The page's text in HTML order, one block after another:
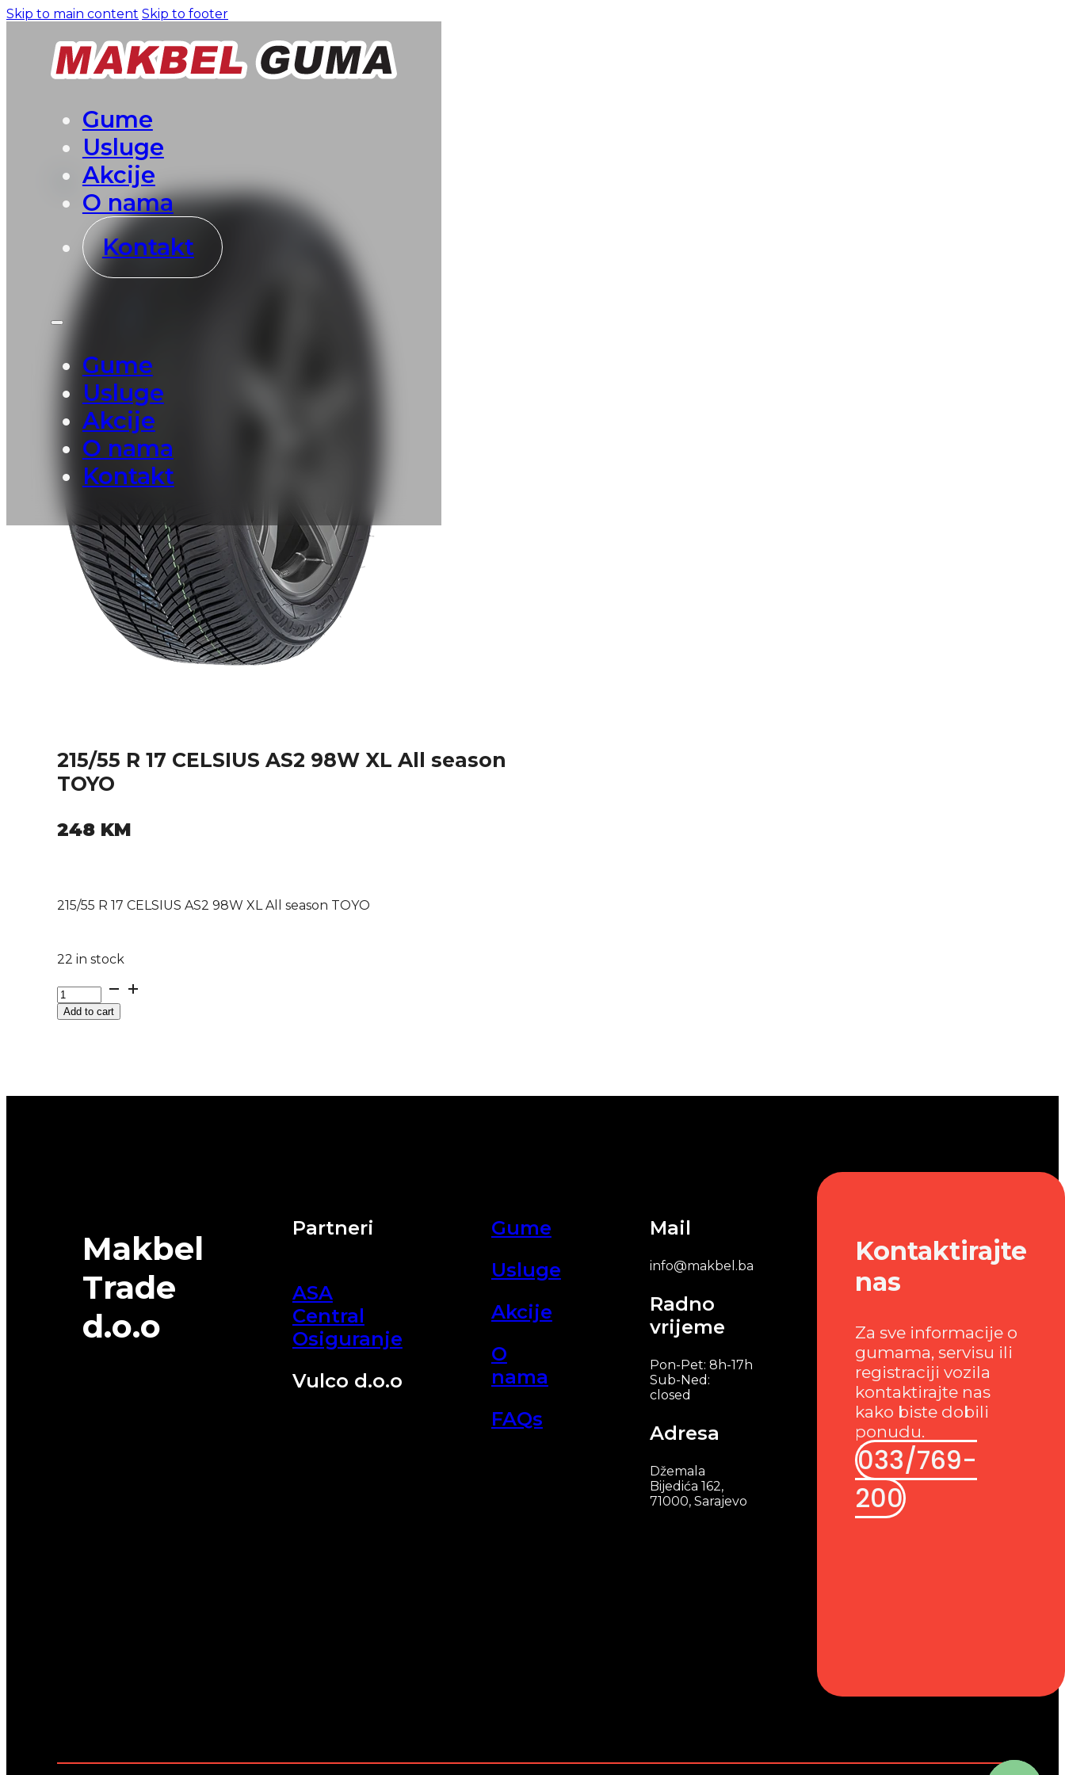
Skip to main content Skip to footer
Gume
Usluge
Akcije
O nama
Kontakt
Gume
Usluge
Akcije
O nama
Kontakt
215/55 R 17 CELSIUS AS2 98W XL All season
TOYO
248 KM
215/55 R 17 CELSIUS AS2 98W XL All season TOYO
22 in stock
215/55
R
17Add to cart
Makbel
Trade
d.o.o
Partneri
ASA
Central
Osiguranje
Vulco d.o.o
Gume
Usluge
Akcije
O
nama
FAQs
Mail
info@makbel.ba
Radno
vrijeme
Pon-Pet: 8h-17h
Sub-Ned:
closed
Adresa
Džemala
Bijedića 162,
71000, Sarajevo
Kontaktirajte
nas
Za sve informacije o
gumama, servisu ili
registraciji vozila
kontaktirajte nas
kako biste dobili
ponudu.
033/769-
200